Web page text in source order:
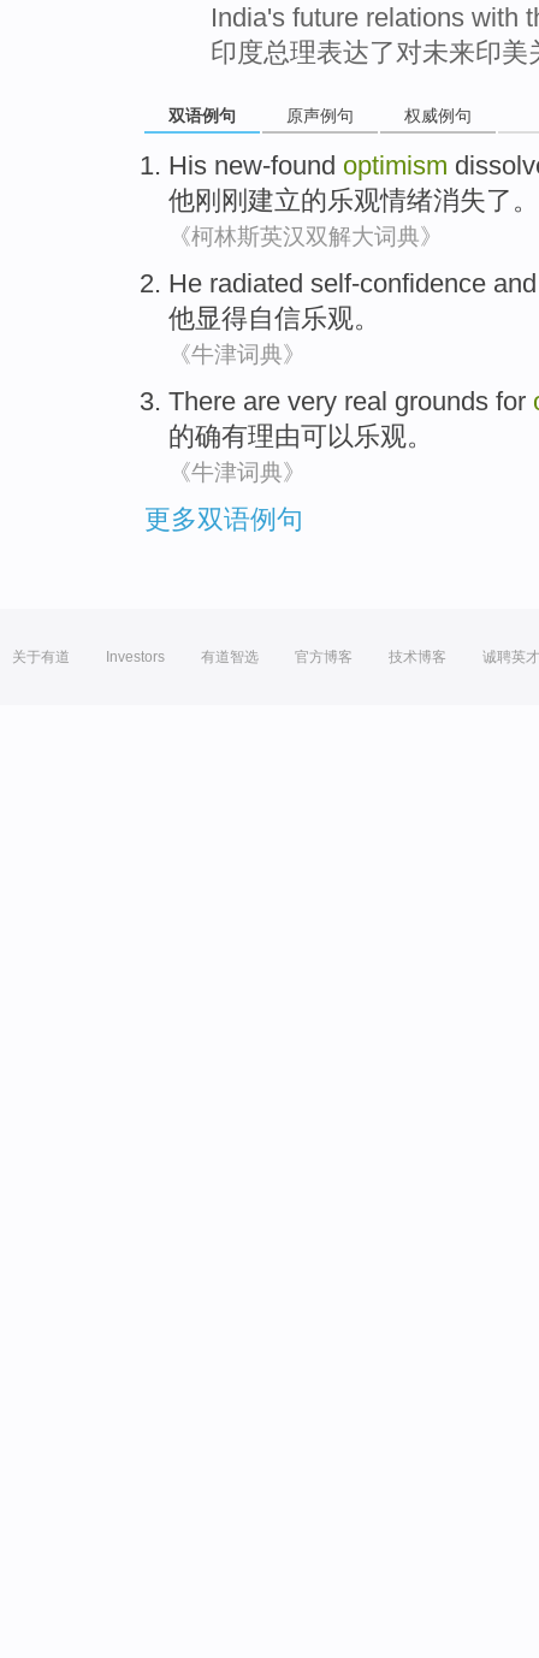
India's future relations with
印度总理表达了对未来印美
双语例句 原声例句 权威例句
His new-found optimism
他刚刚建立的乐观情绪消失了 。
《柯林斯英汉双解大词典》
He radiated self-confidence and
他显得自信乐观。
《牛津词典》
There are very real grounds for
的确有理由可以乐观。
《牛津词典》
更多双语例句
关于有道 Investors 有道智选 官方博客 技术博客 诚聘英才